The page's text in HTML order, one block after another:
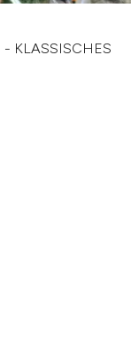
- KLASSISCHES